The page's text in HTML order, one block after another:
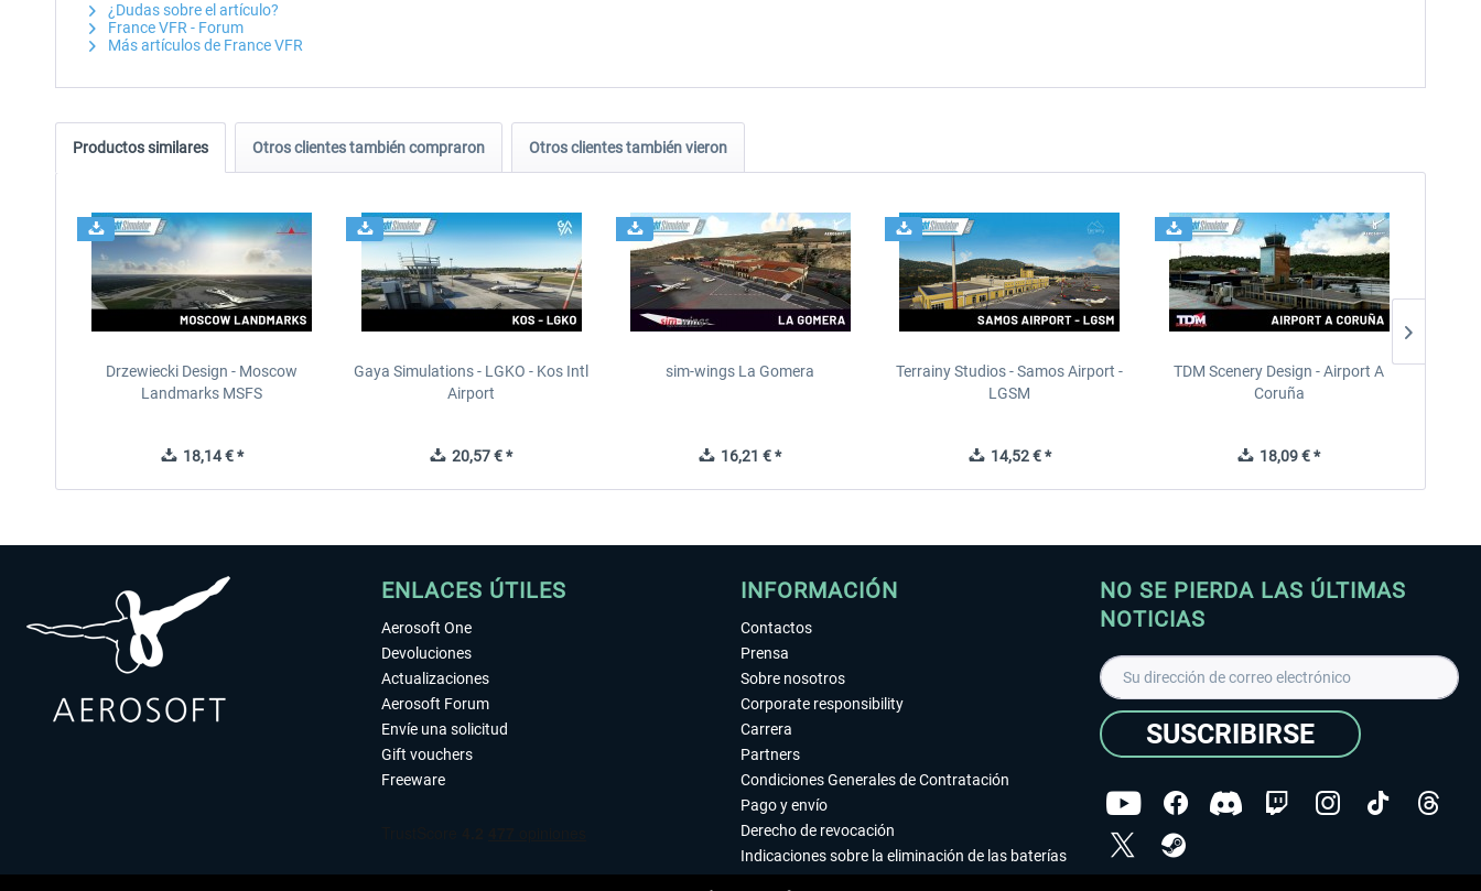
¿Dudas sobre el artículo?
France VFR - Forum
Más artículos de France VFR
Productos similares Otros clientes también compraron Otros clientes también vieron
Drzewiecki Design - Moscow
Landmarks MSFS
18,14 € *
Gaya Simulations - LGKO - Kos Intl
Airport
20,57 € *
sim-wings La Gomera
16,21 € *
Terrainy Studios - Samos Airport -
LGSM
14,52 € *
TDM Scenery Design - Airport A
Coruña
18,09 € *
ENLACES ÚTILES
Aerosoft One
Devoluciones
Actualizaciones
Aerosoft Forum
Envíe una solicitud
Gift vouchers
Freeware
INFORMACIÓN
Contactos
Prensa
Sobre nosotros
Corporate responsibility
Carrera
Partners
Condiciones Generales de Contratación
Pago y envío
Derecho de revocación
Indicaciones sobre la eliminación de las baterías
NO SE PIERDA LAS ÚLTIMAS
NOTICIAS
SUSCRIBIRSE